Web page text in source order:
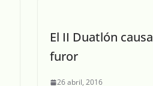
El II Duatlón causa
furor
26 abril, 2016